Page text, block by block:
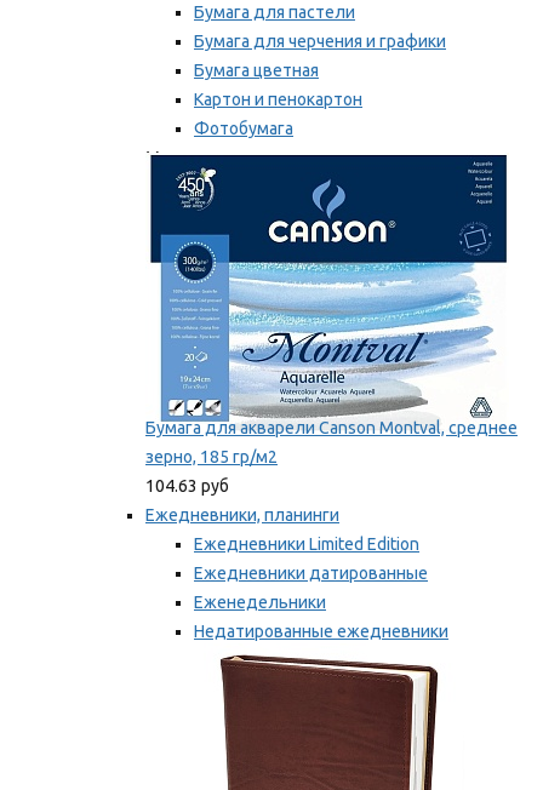
Бумага для пастели
Бумага для черчения и графики
Бумага цветная
Картон и пенокартон
Фотобумага
Мы рекомендуем
Бумага для акварели Canson Montval, среднее
зерно, 185 гр/м2
104.63 руб
Ежедневники, планинги
Ежедневники Limited Edition
Ежедневники датированные
Еженедельники
Недатированные ежедневники
Планинги
Мы рекомендуем